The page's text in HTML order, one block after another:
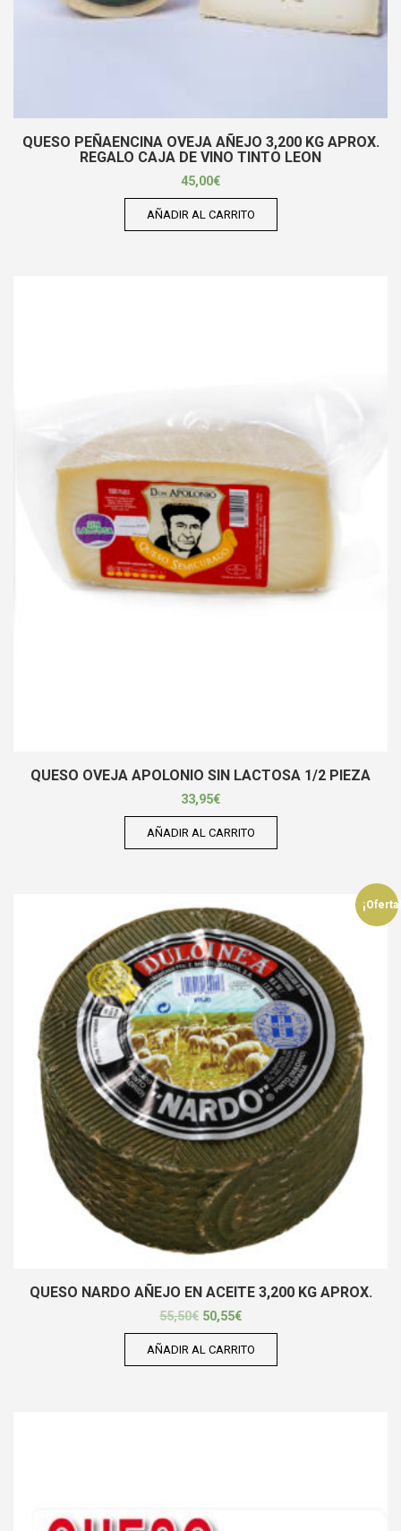
QUESO PEÑAENCINA OVEJA AÑEJO 3,200 KG APROX.
REGALO CAJA DE VINO TINTO LEON
45,00€
AÑADIR AL CARRITO
QUESO OVEJA APOLONIO SIN LACTOSA 1/2 PIEZA
33,95€
AÑADIR AL CARRITO
¡Oferta!
QUESO NARDO AÑEJO EN ACEITE 3,200 KG APROX.
55,50€ 50,55€
AÑADIR AL CARRITO